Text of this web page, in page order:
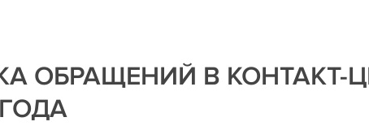
ОБРАЩЕНИЙ В КОНТАКТ-